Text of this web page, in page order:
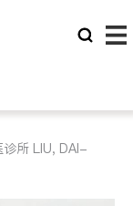
诊所 LIU, DAI-